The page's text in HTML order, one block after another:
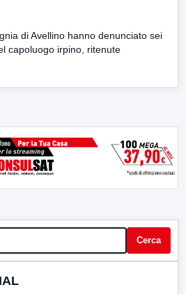
di Avellino hanno denunciato sei
capoluogo irpino, ritenute
Cerca